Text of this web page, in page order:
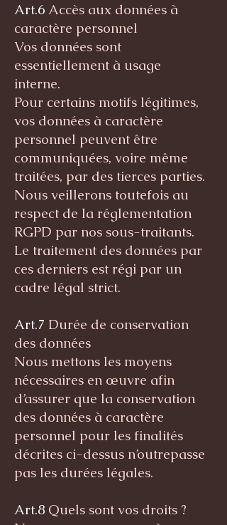
Art.6 Accès aux données à
caractère personnel
Vos données sont
essentiellement à usage
interne.
Pour certains motifs légitimes,
vos données à caractère
personnel peuvent être
communiquées, voire même
traitées, par des tierces parties.
Nous veillerons toutefois au
respect de la réglementation
RGPD par nos sous-traitants.
Le traitement des données par
ces derniers est régi par un
cadre légal strict.
Art.7 Durée de conservation
des données
Nous mettons les moyens
nécessaires en œuvre afin
d’assurer que la conservation
des données à caractère
personnel pour les finalités
décrites ci-dessus n’outrepasse
pas les durées légales.
Art.8 Quels sont vos droits ?